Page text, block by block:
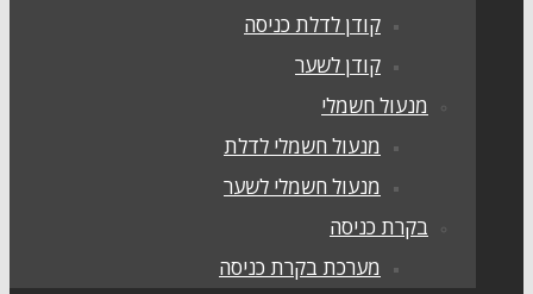
קודן לדלת כניסה
קודן לשער
מנעול חשמלי
מנעול חשמלי לדלת
מנעול חשמלי לשער
בקרת כניסה
מערכת בקרת כניסה